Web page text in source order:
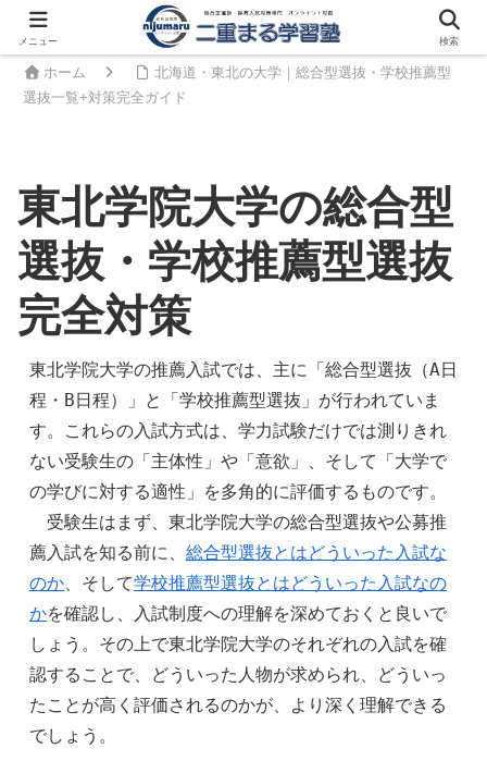
ホーム
北海道・東北の大学｜総合型選抜・学校推薦型
選抜一覧+対策完全ガイド
東北学院大学の総合型
選抜・学校推薦型選抜
完全対策
東北学院大学の推薦入試では、主に「総合型選抜（A日
程・B日程）」と「学校推薦型選抜」が行われていま
す。これらの入試方式は、学力試験だけでは測りきれ
ない受験生の「主体性」や「意欲」、そして「大学で
の学びに対する適性」を多角的に評価するものです。
受験生はまず、東北学院大学の総合型選抜や公募推
薦入試を知る前に、 総合型選抜とはどういった入試な
のか、そして学校推薦型選抜とはどういった入試なの
かを確認し、入試制度への理解を深めておくと良いで
しょう。その上で東北学院大学のそれぞれの入試を確
認することで、どういった人物が求められ、どういっ
たことが高く評価されるのかが、より深く理解できる
でしょう。
メニュー 検索